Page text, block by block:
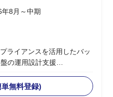
8月～中期
ライアンスを活用したバッ
の運用設計支援
プ基盤の運用設計、運用フ
無料登録)